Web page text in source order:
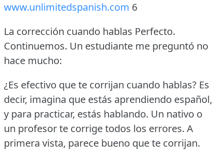
www.unlimitedspanish.com 6
La corrección cuando hablas Perfecto.
Continuemos. Un estudiante me preguntó no
hace mucho:
¿Es efectivo que te corrijan cuando hablas? Es
decir, imagina que estás aprendiendo español,
y para practicar, estás hablando. Un nativo o
un profesor te corrige todos los errores. A
primera vista, parece bueno que te corrijan.